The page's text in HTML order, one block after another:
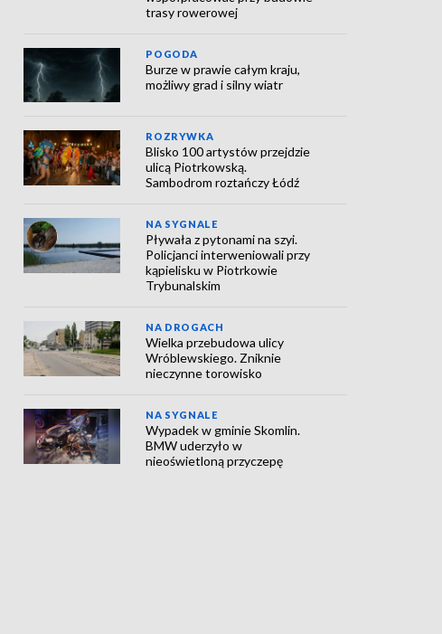
trasy rowerowej
POGODA
Burze w prawie całym kraju,
możliwy grad i silny wiatr
ROZRYWKA
Blisko 100 artystów przejdzie
ulicą Piotrkowską.
Sambodrom roztańczy Łódź
NA SYGNALE
Pływała z pytonami na szyi.
Policjanci interweniowali przy
kąpielisku w Piotrkowie
Trybunalskim
NA DROGACH
Wielka przebudowa ulicy
Wróblewskiego. Zniknie
nieczynne torowisko
NA SYGNALE
Wypadek w gminie Skomlin.
BMW uderzyło w
nieoświetloną przyczepę